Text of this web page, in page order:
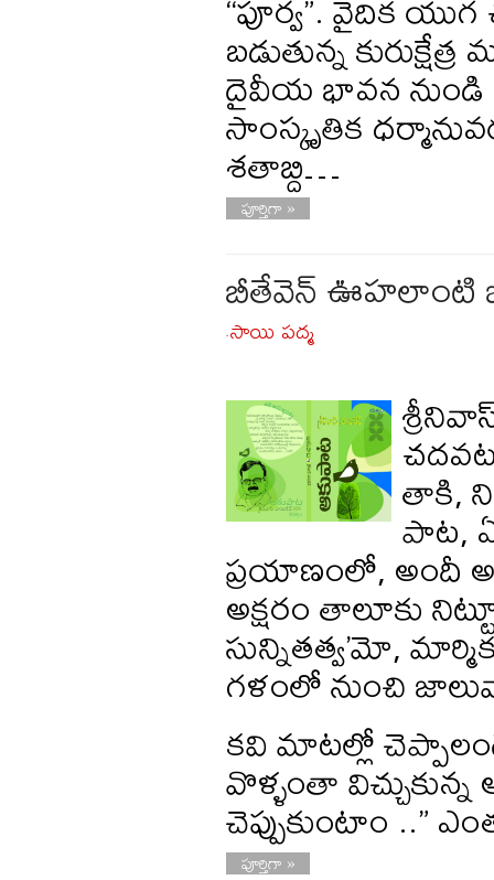
బడుతున్న
దైవీయ భావన
సాంస్కృతిక
శతాబ్ది…
పూర్తిగా »
బీతేవెన్ ఊహలాంటి
-సాయి పద్మ
తాకి,
పాట,
ప్రయాణంలో, అందీ
అక్షరం తాలూకు
సున్నితత్వ’మో,
గళంలో నుంచి
కవి మాటల్లో
వొళ్ళంతా
చెప్పుకుంటాం ..”
పూర్తిగా »